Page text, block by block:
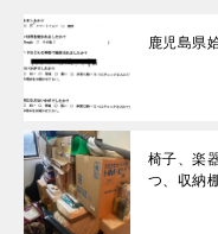
鹿児島県
椅子、楽
つ、収納